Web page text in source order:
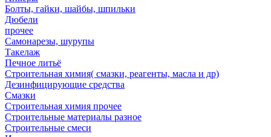
Болты, гайки, шайбы, шпильки
Дюбели
прочее
Самонарезы, шурупы
Такелаж
Печное литьё
Строительная химия( смазки, реагенты, масла и др)
Дезинфицирующие средства
Смазки
Строительная химия прочее
Строительные материалы разное
Строительные смеси